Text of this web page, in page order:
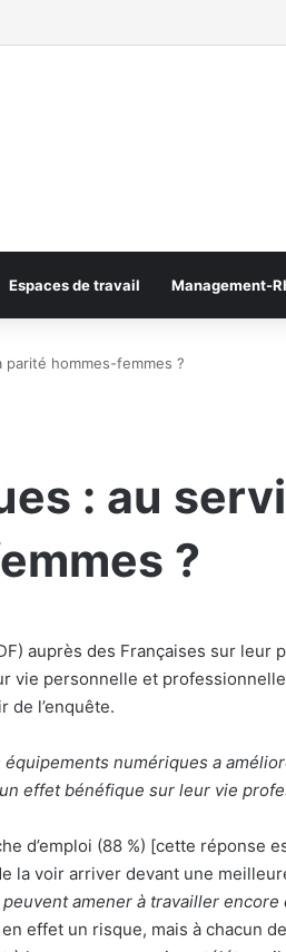
Espaces de travail Management-
hommes-femmes ?
: au
?
auprès des Françaises sur leur
personnelle et
de l’enquête.
numériques a
effet bénéfique sur leur vie
d’emploi (88 %) [cette réponse
la voir arriver devant une
peuvent amener à travailler
en effet un risque, mais à chacun